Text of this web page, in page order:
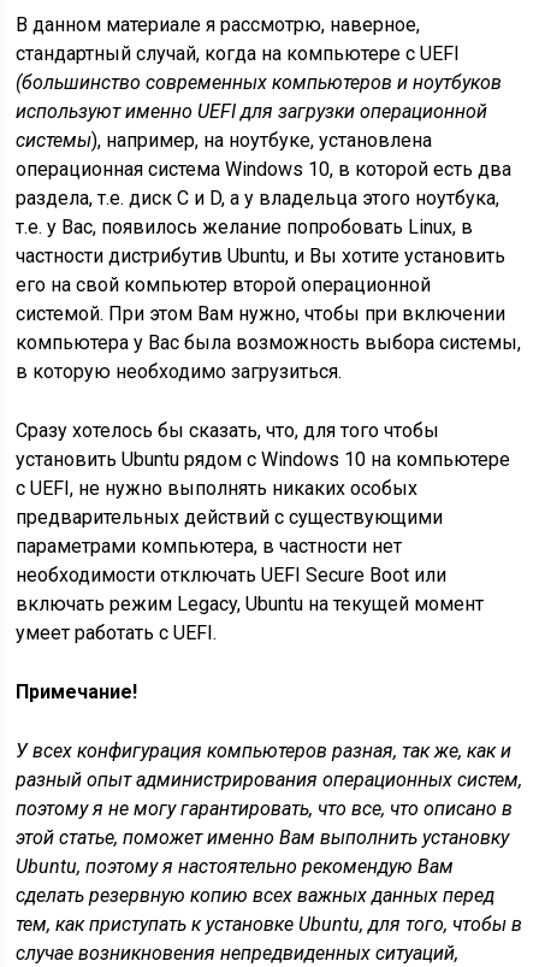
В данном материале я рассмотрю, наверное,
стандартный случай, когда на компьютере с UEFI
(большинство современных компьютеров и ноутбуков
используют именно UEFI для загрузки операционной
системы), например, на ноутбуке, установлена
операционная система Windows 10, в которой есть два
раздела, т.е. диск C и D, а у владельца этого ноутбука,
т.е. у Вас, появилось желание попробовать Linux, в
частности дистрибутив Ubuntu, и Вы хотите установить
его на свой компьютер второй операционной
системой. При этом Вам нужно, чтобы при включении
компьютера у Вас была возможность выбора системы,
в которую необходимо загрузиться.
Сразу хотелось бы сказать, что, для того чтобы
установить Ubuntu рядом с Windows 10 на компьютере
с UEFI, не нужно выполнять никаких особых
предварительных действий с существующими
параметрами компьютера, в частности нет
необходимости отключать UEFI Secure Boot или
включать режим Legacy, Ubuntu на текущей момент
умеет работать с UEFI.
Примечание!
У всех конфигурация компьютеров разная, так же, как и
разный опыт администрирования операционных систем,
поэтому я не могу гарантировать, что все, что описано в
этой статье, поможет именно Вам выполнить установку
Ubuntu, поэтому я настоятельно рекомендую Вам
сделать резервную копию всех важных данных перед
тем, как приступать к установке Ubuntu, для того, чтобы в
случае возникновения непредвиденных ситуаций,